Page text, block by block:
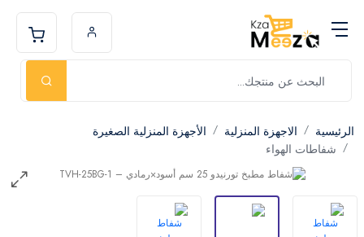
الرئيسية الاجهزة المنزلية
الأجهزة المنزلية الصغيرة
شفاطات الهواء